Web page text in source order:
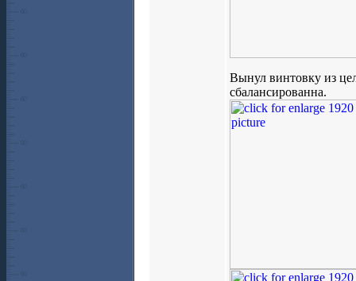
Вынул винтовку из
сбалансированна.